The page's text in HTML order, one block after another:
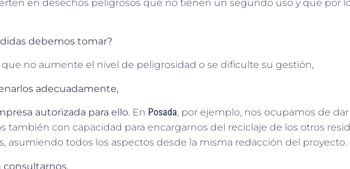
en desechos peligrosos que no tienen un segundo uso y que por
debemos tomar?
que no aumente el nivel de peligrosidad o se dificulte su gestión,
adecuadamente,
autorizada para ello. En Posada, por ejemplo, nos ocupamos de
también con capacidad para encargarnos del reciclaje de los otros
asumiendo todos los aspectos desde la misma redacción del proyecto.
consultarnos.